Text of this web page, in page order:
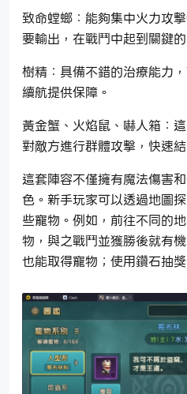
致命螳螂：能夠集中火力攻
要輸出，在戰鬥中起到關鍵
樹精：具備不錯的治療能力
續航提供保障。
黃金蟹、火焰鼠、嚇人箱：
對敵方進行群體攻擊，快速
這套陣容不僅擁有魔法傷害
色。新手玩家可以透過地圖
些寵物。例如，前往不同的
物，與之戰鬥並獲勝後就有
也能取得寵物；使用鑽石抽